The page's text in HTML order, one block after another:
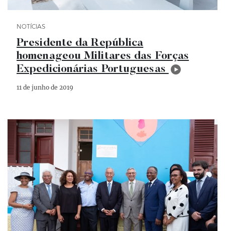
Categoria Notícias
NOTÍCIAS
Presidente da República
homenageou Militares das Forças
Expedicionárias Portuguesas
11 de junho de 2019